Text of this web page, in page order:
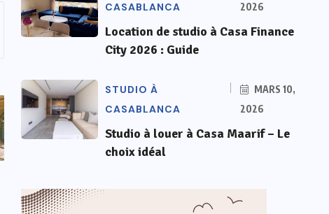
CASABLANCA
2026
Location de studio à Casa Finance
City 2026 : Guide
STUDIO À
CASABLANCA
MARS 10,
2026
Studio à louer à Casa Maarif – Le
choix idéal